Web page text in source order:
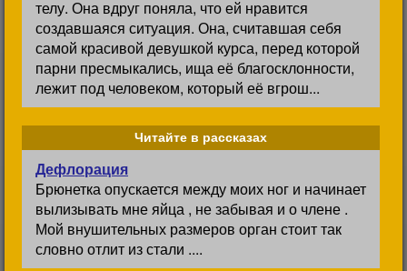
телу. Она вдруг поняла, что ей нравится
создавшаяся ситуация. Она, считавшая себя
самой красивой девушкой курса, перед которой
парни пресмыкались, ища её благосклонности,
лежит под человеком, который её вгрош...
Читайте в рассказах
Дефлорация
Брюнетка опускается между моих ног и начинает
вылизывать мне яйца , не забывая и о члене .
Мой внушительных размеров орган стоит так
словно отлит из стали ....